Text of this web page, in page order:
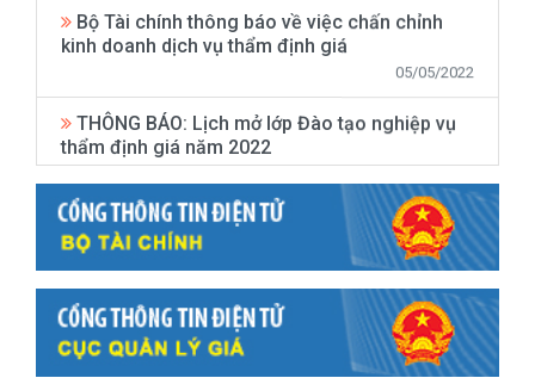
Bộ Tài chính thông báo về việc chấn chỉnh
kinh doanh dịch vụ thẩm định giá
05/05/2022
THÔNG BÁO: Lịch mở lớp Đào tạo nghiệp vụ
thẩm định giá năm 2022
09/02/2022
Thông báo áp dụng mức giá ưu đãi đối với
lớp "cập nhật kiến thức thẩm định giá" chung
tay cùng doanh nghiệp sau dịch COVID-19
12/05/2020
Thông báo mở lớp Đào tạo nghiệp vụ thẩm
định giá tại Hà Nội năm 2020